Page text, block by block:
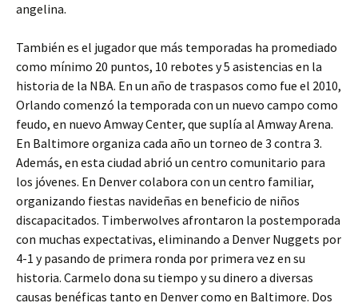
angelina.
También es el jugador que más temporadas ha promediado
como mínimo 20 puntos, 10 rebotes y 5 asistencias en la
historia de la NBA. En un año de traspasos como fue el 2010,
Orlando comenzó la temporada con un nuevo campo como
feudo, en nuevo Amway Center, que suplía al Amway Arena.
En Baltimore organiza cada año un torneo de 3 contra 3.
Además, en esta ciudad abrió un centro comunitario para
los jóvenes. En Denver colabora con un centro familiar,
organizando fiestas navideñas en beneficio de niños
discapacitados. Timberwolves afrontaron la postemporada
con muchas expectativas, eliminando a Denver Nuggets por
4-1 y pasando de primera ronda por primera vez en su
historia. Carmelo dona su tiempo y su dinero a diversas
causas benéficas tanto en Denver como en Baltimore. Dos